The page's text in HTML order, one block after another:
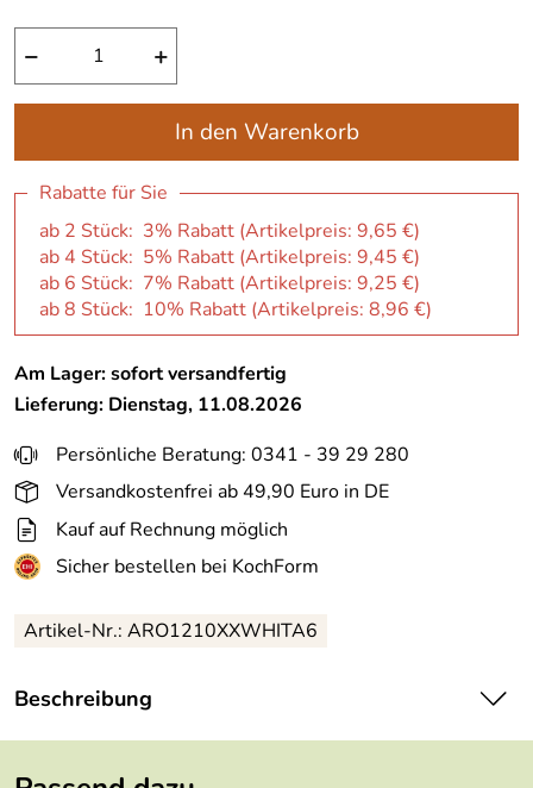
− +
In den Warenkorb
Rabatte für Sie
ab 2 Stück: 3% Rabatt (Artikelpreis: 9,65 €)
ab 4 Stück: 5% Rabatt (Artikelpreis: 9,45 €)
ab 6 Stück: 7% Rabatt (Artikelpreis: 9,25 €)
ab 8 Stück: 10% Rabatt (Artikelpreis: 8,96 €)
Am Lager: sofort versandfertig
Lieferung: Dienstag, 11.08.2026
Persönliche Beratung: 0341 - 39 29 280
Versandkostenfrei ab 49,90 Euro in DE
Kauf auf Rechnung möglich
Sicher bestellen bei KochForm
Artikel-Nr.: ARO1210XXWHITA6
Beschreibung
KahlaAronda Espresso-/Mocca-Obertasse 0,10 l in weiß.